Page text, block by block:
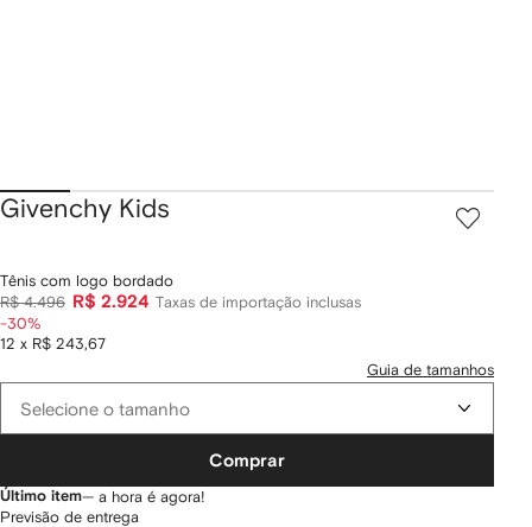
Givenchy Kids
Tênis com logo bordado
R$ 4.496
R$ 2.924
12 x R$ 243,67
Taxas de importação inclusas
-30%
Guia de tamanhos
Selecione o tamanho
Comprar
Último item— a hora é agora!
Previsão de entrega